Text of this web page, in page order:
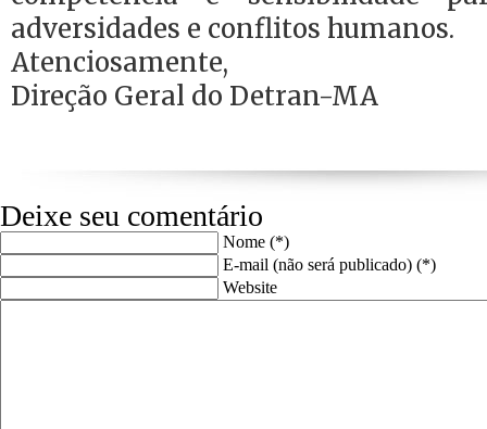
adversidades e conflitos humanos.
Atenciosamente,
Direção Geral do Detran-MA
Deixe seu comentário
Nome (*)
E-mail (não será publicado) (*)
Website